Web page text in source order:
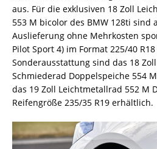
aus. Für die exklusiven 18 Zoll
553 M bicolor des BMW 128ti sind
Auslieferung ohne Mehrkosten
Pilot Sport 4) im Format 225/40
Sonderausstattung sind das 18
Schmiederad Doppelspeiche 554
das 19 Zoll Leichtmetallrad 552 M
Reifengröße 235/35 R19 erhältlich.